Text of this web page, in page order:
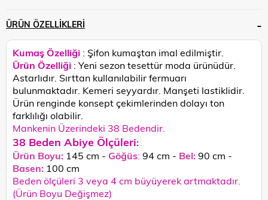
ÜRÜN ÖZELLIKLERI
Kumaş Özelliği : Şifon kumaştan imal edilmiştir.
Ürün Özelliği : Yeni sezon tesettür moda ürünüdür.
Astarlıdır. Sırttan kullanılabilir fermuarı
bulunmaktadır. Kemeri seyyardır. Manşeti lastiklidir.
Ürün renginde konsept çekimlerinden dolayı ton
farklılığı olabilir.
Mankenin Üzerindeki 38 Bedendir.
38 Beden Abiye Ölçüleri:
Ürün Boyu: 145 cm - Göğüs: 94 cm - Bel:90 cm -
Basen: 100 cm
Beden ölçüleri 3 veya 4 cm büyüyerek artmaktadır.
(Ürün Boyu Değişmez)